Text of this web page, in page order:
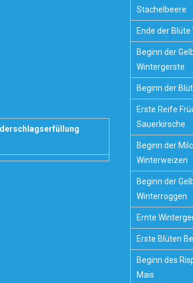
Stachelbeere
Ende der Blüte
Beginn der
Wintergerste
Beginn der
Erste Reife
Sauerkirsche
Beginn der
Winterweizen
Beginn der
Winterroggen
Ernte
Erste Blüten
Beginn des
Mais